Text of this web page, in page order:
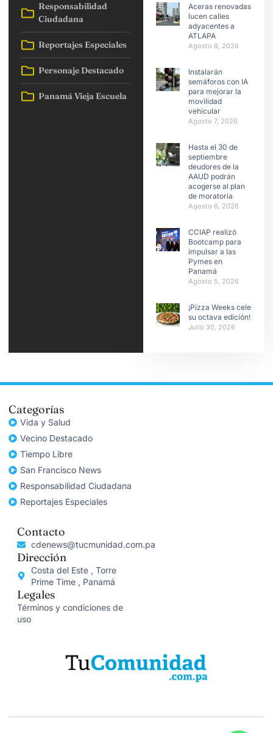
Responsabilidad
Ciudadana
Reportajes Especiales
Personaje Destacado
Panamá Vieja Escuela
Aceras renovadas
lucen calles
adyacentes a
ATLAPA
Agosto 8, 2026
Instalarán
semáforos con IA
para mejorar la
movilidad
vehicular
Agosto 7, 2026
Hasta el 30 de
septiembre
deudores de la
AAUD podrán
acogerse al plan
de moratoria
Agosto 6, 2026
CCIAP realizó
Bootcamp para
impulsar a las
Pymes en
Panamá
Agosto 5, 2026
¡Pizza Weeks celebra
su octava edición!
Julio 30, 2026
Categorías
Vida y Salud
Vecino Destacado
Tiempo Libre
San Francisco News
Responsabilidad Ciudadana
Reportajes Especiales
Contacto
cdenews@tucmunidad.com.pa
Dirección
Costa del Este , Torre
Prime Time , Panamá
Legales
Términos y condiciones de
uso